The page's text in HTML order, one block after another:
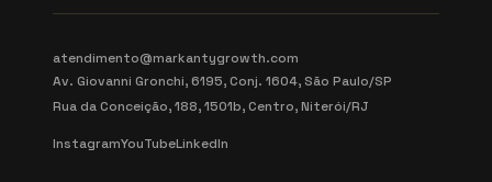
atendimento@markantygrowth.com
Av. Giovanni Gronchi, 6195, Conj. 1604, São Paulo/SP
Rua da Conceição, 188, 1501b, Centro, Niterói/RJ
InstagramYouTubeLinkedIn